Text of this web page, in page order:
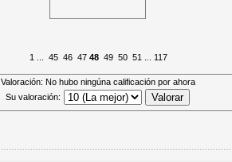
1 45 46 47 48 49 50 51 117
Valoración: No hubo ningúna calificación por ahora
Su valoración: